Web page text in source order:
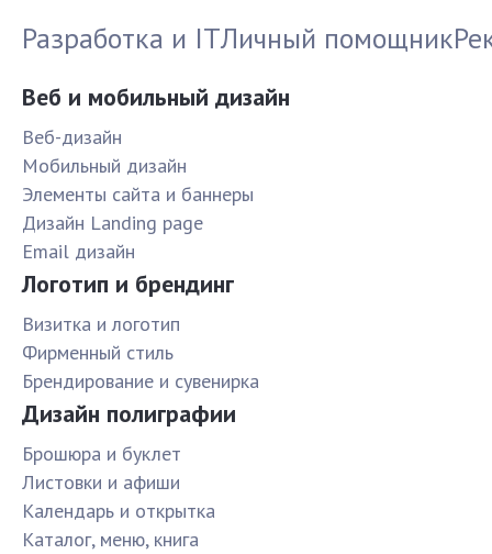
Разработка и ITЛичный помощник
Веб и мобильный дизайн
Веб-дизайн
Мобильный дизайн
Элементы сайта и баннеры
Дизайн Landing page
Email дизайн
Логотип и брендинг
Визитка и логотип
Фирменный стиль
Брендирование и сувенирка
Дизайн полиграфии
Брошюра и буклет
Листовки и афиши
Календарь и открытка
Каталог, меню, книга